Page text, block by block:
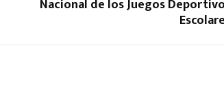
Nacional de los Juegos